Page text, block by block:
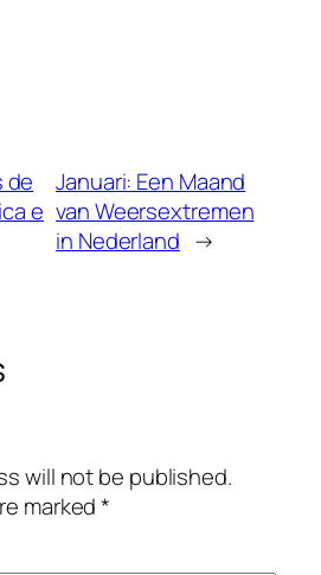
de
e
Januari: Een Maand
van Weersextremen
in Nederland →
will not be published.
marked*